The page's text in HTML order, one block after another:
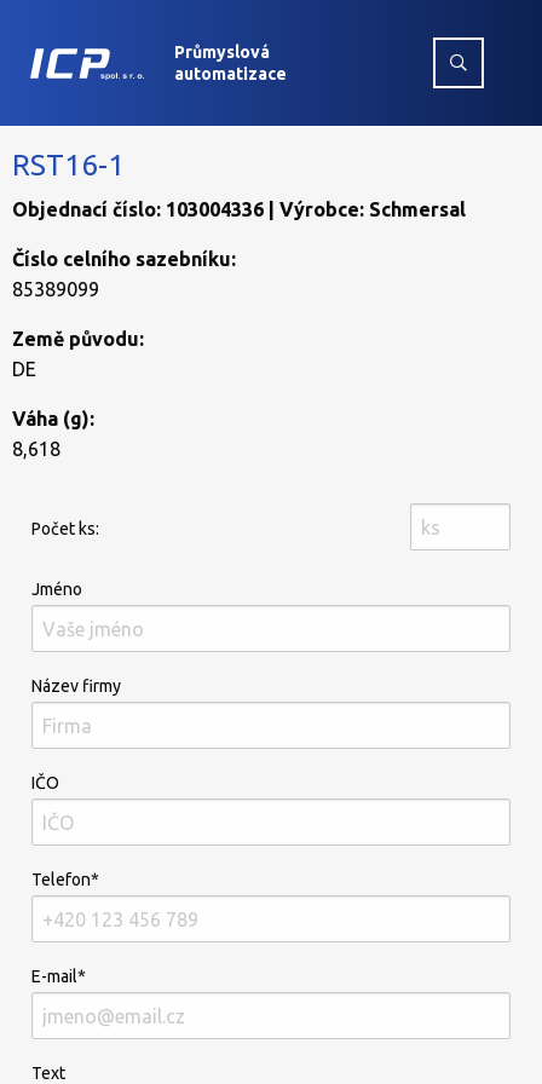
Průmyslová
automatizace
RST16-1
Objednací číslo: 103004336 | Výrobce: Schmersal
Číslo celního sazebníku:
85389099
Země původu:
DE
Váha (g):
8,618
Počet ks:
Jméno
Název firmy
IČO
Telefon*
E-mail*
Text